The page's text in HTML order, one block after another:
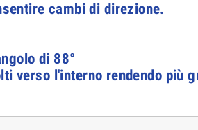
cambi di direzione.
di 88°
verso l'interno rendendo più